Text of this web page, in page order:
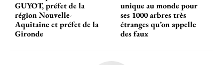
GUYOT, préfet de la
région Nouvelle-
Aquitaine et préfet de la
Gironde
unique au monde pour
ses 1000 arbres très
étranges qu’on appelle
des faux